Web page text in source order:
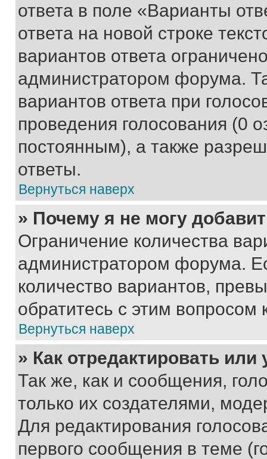
ответа в поле «Варианты
ответа на новой строке
вариантов ответа
администратором форума.
вариантов ответа при
проведения голосования (0
постоянным), а также
ответы.
Вернуться наверх
» Почему я не могу
Ограничение количества
администратором форума.
количество вариантов,
обратитесь с этим вопросом
Вернуться наверх
» Как отредактировать
Так же, как и сообщения,
только их создателями,
Для редактирования
первого сообщения в теме